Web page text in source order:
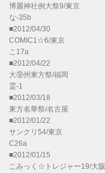
博麗神社例大祭9/東京
な-35b
■2012/04/30
COMIC1☆6/東京
こ17a
■2012/04/22
大⑨州東方祭/福岡
霊-1
■2012/03/18
東方名華祭/名古屋
■2012/01/22
サンクリ54/東京
C26a
■2012/01/15
こみっく☆トレジャー19/大阪